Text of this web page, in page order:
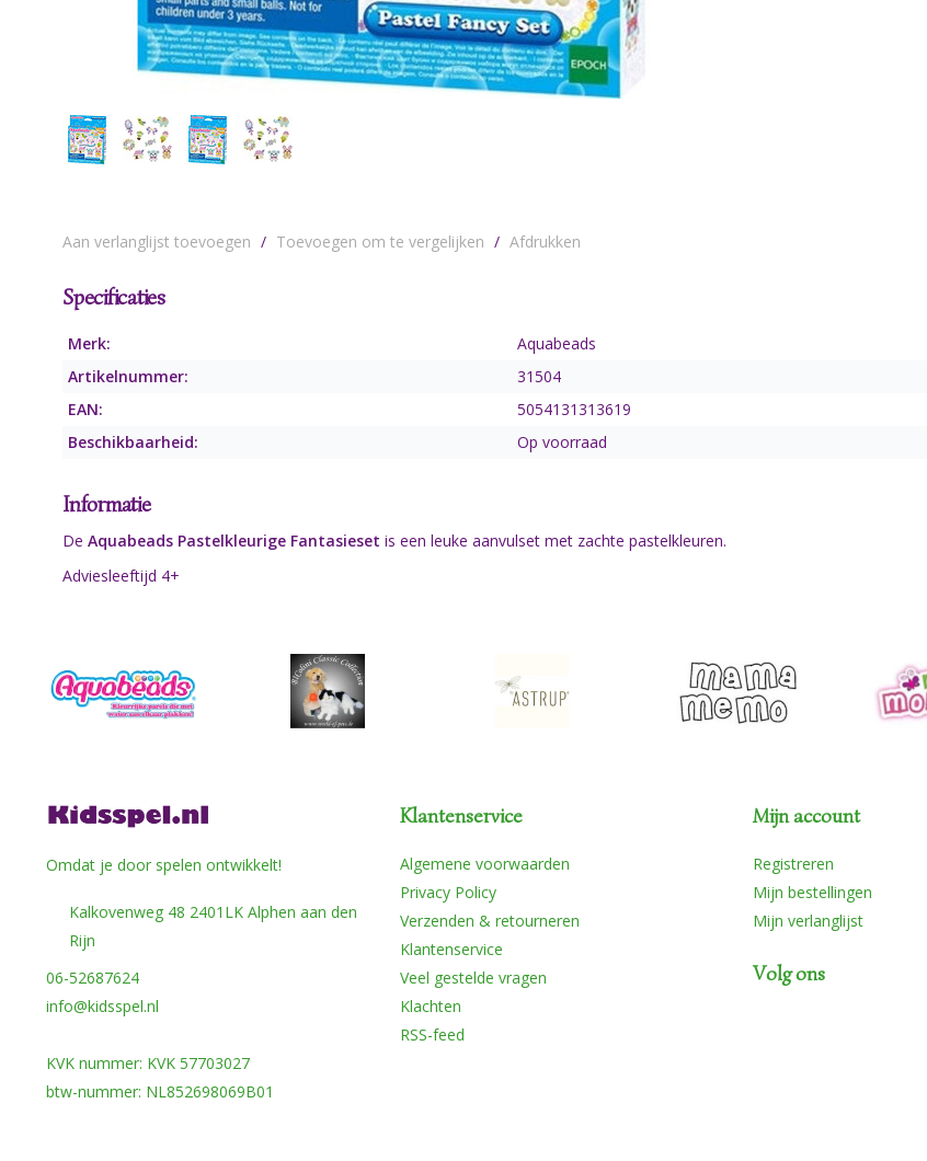
Aan verlanglijst toevoegen / Toevoegen om te vergelijken / Afdrukken
Specificaties
Merk:
Aquabeads
Artikelnummer:
31504
EAN:
5054131313619
Beschikbaarheid:
Op voorraad
Informatie
De Aquabeads Pastelkleurige Fantasieset is een leuke aanvulset met zachte pastelkleuren.
Adviesleeftijd 4+
Omdat je door spelen ontwikkelt!
Kalkovenweg 48 2401LK Alphen aan den
Rijn
06-52687624
info@kidsspel.nl
KVK nummer: KVK 57703027
btw-nummer: NL852698069B01
Klantenservice
Algemene voorwaarden
Privacy Policy
Verzenden & retourneren
Klantenservice
Veel gestelde vragen
Klachten
RSS-feed
Mijn account
Registreren
Mijn bestellingen
Mijn verlanglijst
Volg ons